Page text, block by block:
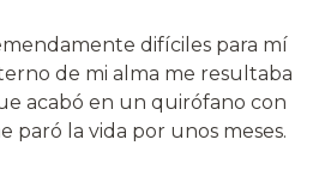
difíciles para mí
de mi alma me resultaba
acabó en un quirófano con
paró la vida por unos meses.